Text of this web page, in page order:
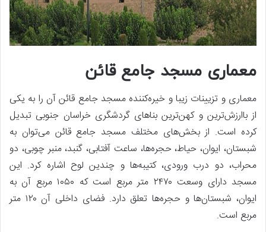
معماری مسجد جامع قائن
معماری و تزیینات زیبا و خیره‌کننده مسجد جامع قائن آن را به یکی
از باارزش‌ترین و کهن‌ترین بناهای گردشگری خراسان جنوبی تبدیل
کرده است. از بخش‌های مختلف مسجد جامع قائن می‌توان به
شبستان، ایوان، حیاط، حجره‌ها، ساعت آفتابی، گنبد، منبر چوبی، دو
محراب، دو درب ورودی، کتیبه‌ها و چندین لوح اشاره کرد. این
مسجد دارای وسعت ۲۴۷۰ متر مربع است که ۱۰۵۰ مربع آن به
ایوان، شبستان‌ها و حجره‌ها تعلق دارد. فضای داخلی آن ۱۲۰ متر
مربع است.